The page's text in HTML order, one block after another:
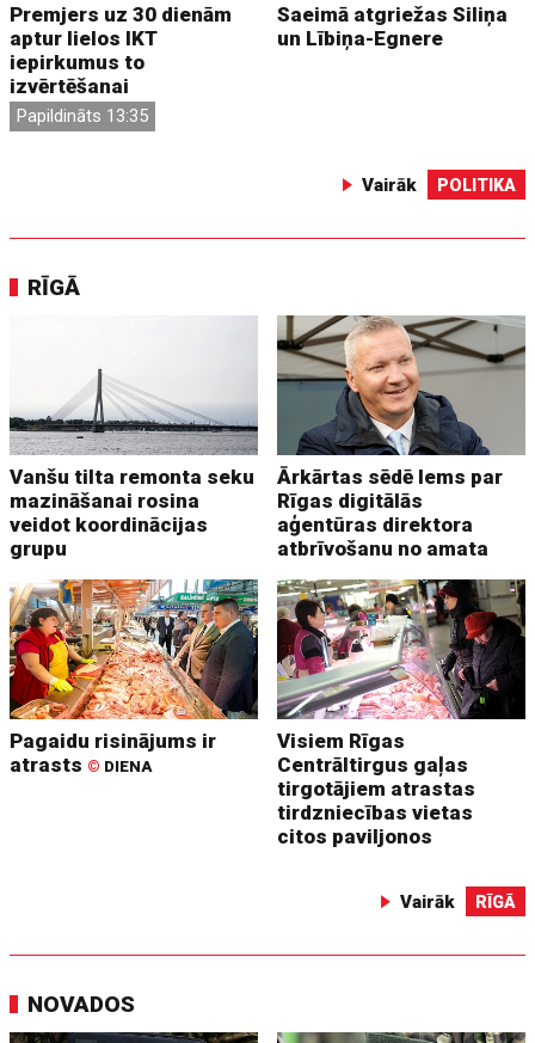
Premjers uz 30 dienām
aptur lielos IKT
iepirkumus to
izvērtēšanai
Papildināts 13:35
Saeimā atgriežas Siliņa
un Lībiņa-Egnere
Vairāk POLITIKA
RĪGĀ
Vanšu tilta remonta seku
mazināšanai rosina
veidot koordinācijas
grupu
Ārkārtas sēdē lems par
Rīgas digitālās
aģentūras direktora
atbrīvošanu no amata
Pagaidu risinājums ir
atrasts © DIENA
Visiem Rīgas
Centrāltirgus gaļas
tirgotājiem atrastas
tirdzniecības vietas
citos paviljonos
Vairāk RĪGĀ
NOVADOS